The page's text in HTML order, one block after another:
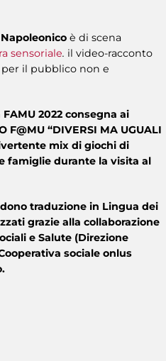
è di scena
sensoriale. il video-racconto
il pubblico non e
2022 consegna ai
“DIVERSI MA UGUALI
mix di giochi di
famiglie durante la visita al
traduzione in Lingua dei
grazie alla collaborazione
e Salute (Direzione
sociale onlus